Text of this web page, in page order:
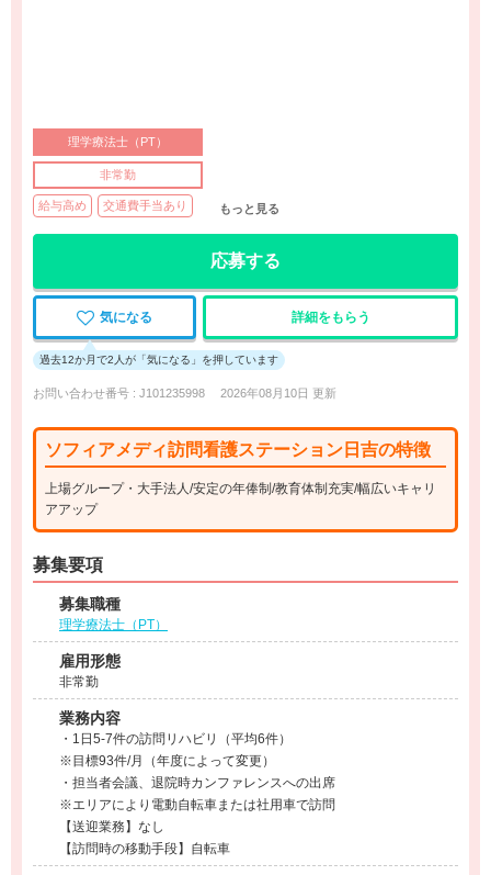
理学療法士（PT）
非常勤
給与高め 交通費手当あり もっと見る
応募する
気になる 詳細をもらう
過去12か月で2人が「気になる」を押しています
お問い合わせ番号 : J101235998 2026年08月10日 更新
ソフィアメディ訪問看護ステーション日吉の特徴
上場グループ・大手法人/安定の年俸制/教育体制充実/幅広いキャリ
アアップ
募集要項
募集職種
理学療法士（PT）
雇用形態
非常勤
業務内容
・1日5-7件の訪問リハビリ（平均6件）
※目標93件/月（年度によって変更）
・担当者会議、退院時カンファレンスへの出席
※エリアにより電動自転車または社用車で訪問
【送迎業務】なし
【訪問時の移動手段】自転車